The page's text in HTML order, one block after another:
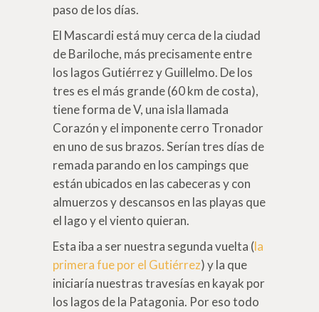
paso de los días.
El Mascardi está muy cerca de la ciudad
de Bariloche, más precisamente entre
los lagos Gutiérrez y Guillelmo. De los
tres es el más grande (60 km de costa),
tiene forma de V, una isla llamada
Corazón y el imponente cerro Tronador
en uno de sus brazos. Serían tres días de
remada parando en los campings que
están ubicados en las cabeceras y con
almuerzos y descansos en las playas que
el lago y el viento quieran.
Esta iba a ser nuestra segunda vuelta (la
primera fue por el Gutiérrez) y la que
iniciaría nuestras travesías en kayak por
los lagos de la Patagonia. Por eso todo